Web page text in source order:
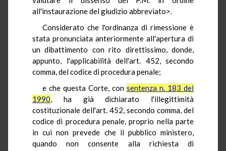
all'instaurazione del giudizio abbreviato>.
Considerato che l'ordinanza di rimessione è
stata pronunciata anteriormente all'apertura di
un dibattimento con rito direttissimo, donde,
appunto, l'applicabilità dell'art. 452, secondo
comma, del codice di procedura penale;
e che questa Corte, con sentenza n. 183 del
1990, ha già dichiarato l'illegittimità
costituzionale dell'art. 452, secondo comma, del
codice di procedura penale, proprio nella parte
in cui non prevede che il pubblico ministero,
quando non consente alla richiesta di